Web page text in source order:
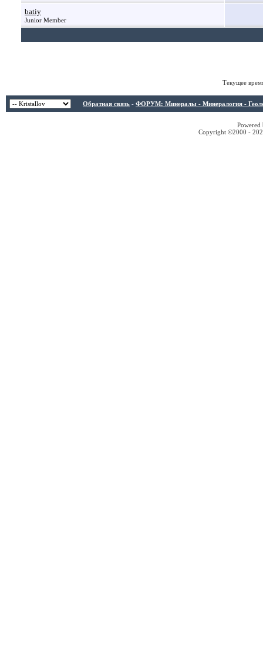
batiy
Junior Member
Текущее
Обратная связь - ФОРУМ: Минералы - Минералогия -
Copyright ©2000 -